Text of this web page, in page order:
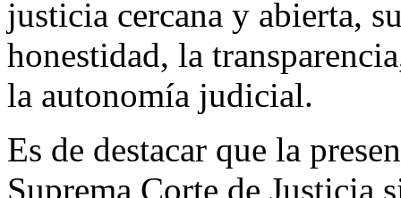
justicia cercana y abierta,
honestidad, la
la autonomía judicial.
Es de destacar que la
Suprema Corte de Justicia